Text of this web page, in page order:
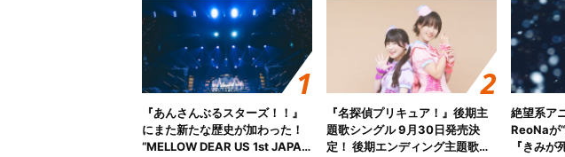
『あんさんぶるスターズ！！』
にまた新たな歴史が加わった！
“MELLOW DEAR US 1st JAPAN
『名探偵プリキュア！』後期主
題歌シングル 9月30日発売決
定！ 後期エンディング主題歌
絶望系ア
ReoNaが
『きみが